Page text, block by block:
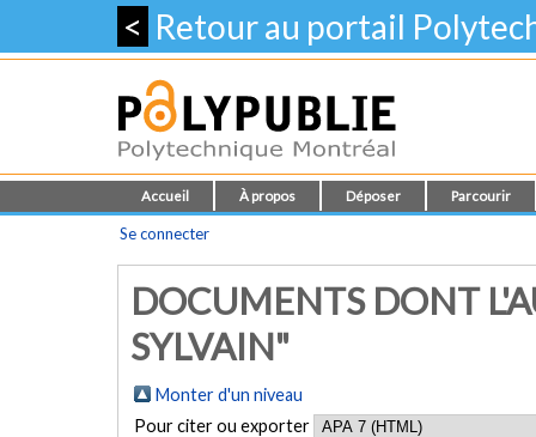
< Retour au portail
Accueil À propos Déposer Parcourir
Se connecter
DOCUMENTS DONT
SYLVAIN"
Monter d'un niveau
Pour citer ou exporter